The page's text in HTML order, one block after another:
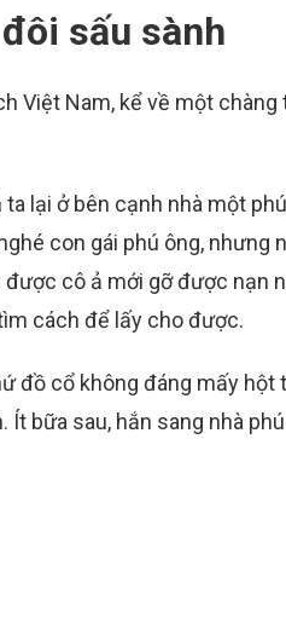
sấu sành
Việt Nam, kể về một chàng
lại ở bên cạnh nhà một
con gái phú ông, nhưng
cô ả mới gỡ được nạn
cách để lấy cho được.
đồ cổ không đáng mấy hột
bữa sau, hắn sang nhà